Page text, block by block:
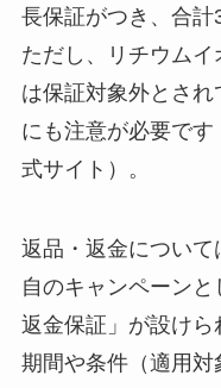
長保証がつき、合計
ただし、リチウム
は保証対象外とさ
にも注意が必要で
式サイト）。
返品・返金につい
自のキャンペーンと
返金保証」が設けら
期間や条件（適用